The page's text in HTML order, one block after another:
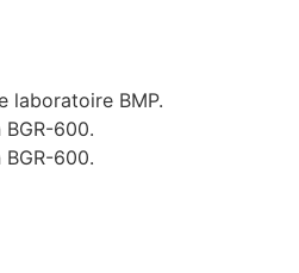
laboratoire BMP.
600.
600.